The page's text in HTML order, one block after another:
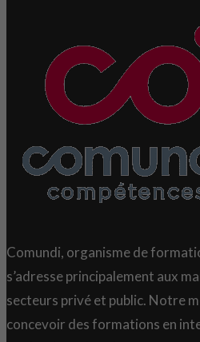
Comundi, organisme de
s’adresse principalement aux
secteurs privé et public. Notre
concevoir des formations en